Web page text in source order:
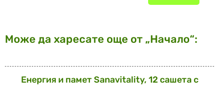
Може да харесате още от „Начало“:
Енергия и памет Sanavitаlity, 12 сашета с